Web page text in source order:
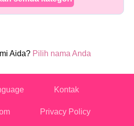
Aida? Pilih nama Anda
Kontak
Privacy Policy